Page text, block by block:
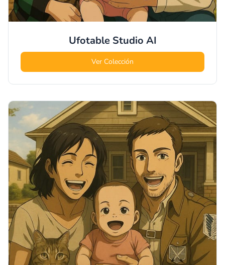
Ufotable Studio AI
Ver Colección